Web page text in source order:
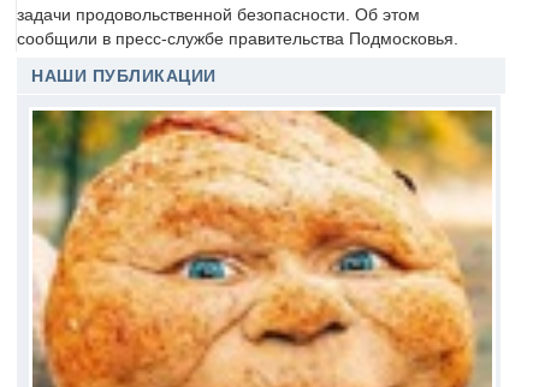
задачи продовольственной безопасности. Об этом
сообщили в пресс-службе правительства Подмосковья.
НАШИ ПУБЛИКАЦИИ